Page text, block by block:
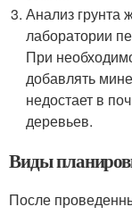
Анализ грунта
лаборатории
При
добавлять
недостает в
деревьев.
Виды
После